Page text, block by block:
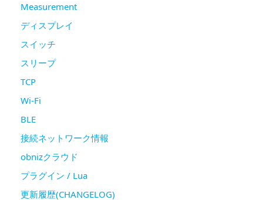
Measurement
ディスプレイ
スイッチ
スリープ
TCP
Wi-Fi
BLE
接続ネットワーク情報
obnizクラウド
プラグイン / Lua
更新履歴(CHANGELOG)